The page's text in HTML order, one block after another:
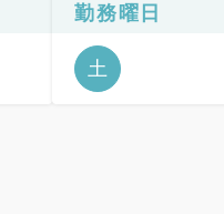
勤務曜日
土